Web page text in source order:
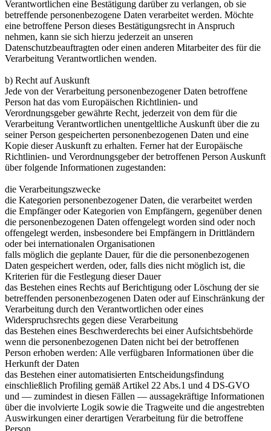
Verantwortlichen eine Bestätigung darüber zu verlangen, ob sie
betreffende personenbezogene Daten verarbeitet werden. Möchte
eine betroffene Person dieses Bestätigungsrecht in Anspruch
nehmen, kann sie sich hierzu jederzeit an unseren
Datenschutzbeauftragten oder einen anderen Mitarbeiter des für die
Verarbeitung Verantwortlichen wenden.
b) Recht auf Auskunft
Jede von der Verarbeitung personenbezogener Daten betroffene
Person hat das vom Europäischen Richtlinien- und
Verordnungsgeber gewährte Recht, jederzeit von dem für die
Verarbeitung Verantwortlichen unentgeltliche Auskunft über die zu
seiner Person gespeicherten personenbezogenen Daten und eine
Kopie dieser Auskunft zu erhalten. Ferner hat der Europäische
Richtlinien- und Verordnungsgeber der betroffenen Person Auskunft
über folgende Informationen zugestanden:
die Verarbeitungszwecke
die Kategorien personenbezogener Daten, die verarbeitet werden
die Empfänger oder Kategorien von Empfängern, gegenüber denen
die personenbezogenen Daten offengelegt worden sind oder noch
offengelegt werden, insbesondere bei Empfängern in Drittländern
oder bei internationalen Organisationen
falls möglich die geplante Dauer, für die die personenbezogenen
Daten gespeichert werden, oder, falls dies nicht möglich ist, die
Kriterien für die Festlegung dieser Dauer
das Bestehen eines Rechts auf Berichtigung oder Löschung der sie
betreffenden personenbezogenen Daten oder auf Einschränkung der
Verarbeitung durch den Verantwortlichen oder eines
Widerspruchsrechts gegen diese Verarbeitung
das Bestehen eines Beschwerderechts bei einer Aufsichtsbehörde
wenn die personenbezogenen Daten nicht bei der betroffenen
Person erhoben werden: Alle verfügbaren Informationen über die
Herkunft der Daten
das Bestehen einer automatisierten Entscheidungsfindung
einschließlich Profiling gemäß Artikel 22 Abs.1 und 4 DS-GVO
und — zumindest in diesen Fällen — aussagekräftige Informationen
über die involvierte Logik sowie die Tragweite und die angestrebten
Auswirkungen einer derartigen Verarbeitung für die betroffene